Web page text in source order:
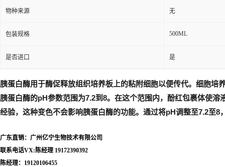
物种来源 无
包装规格 500ML
是否进口 是
胰蛋白酶用于酶促释放组织培养板上的粘附细胞以便传代。细胞
胰蛋白酶的pH参数范围为7.2到8。在这个范围内，酚红包裹体使
经验，这种变色不会影响胰蛋白酶的功能。通过将pH调整至7.2至8
广东直销：广州亿宁生物技术有限公司
联系电话VX:陈经理 19172390392
陈经理：19120106455